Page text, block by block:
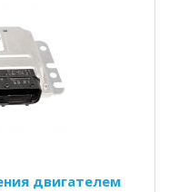
двигателем